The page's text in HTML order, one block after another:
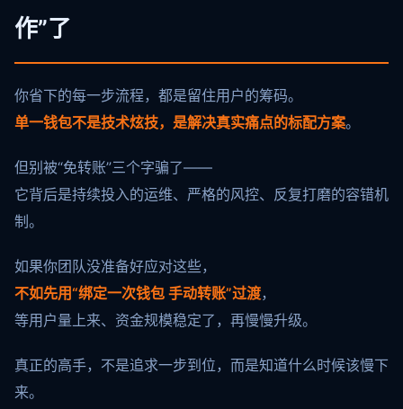
作”了
你省下的每一步流程，都是留住用户的筹码。
单一钱包不是技术炫技，是解决真实痛点的标配方案。
但别被“免转账”三个字骗了——
它背后是持续投入的运维、严格的风控、反复打磨的容错机
制。
如果你团队没准备好应对这些，
不如先用“绑定一次钱包 手动转账”过渡，
等用户量上来、资金规模稳定了，再慢慢升级。
真正的高手，不是追求一步到位，而是知道什么时候该慢下
来。